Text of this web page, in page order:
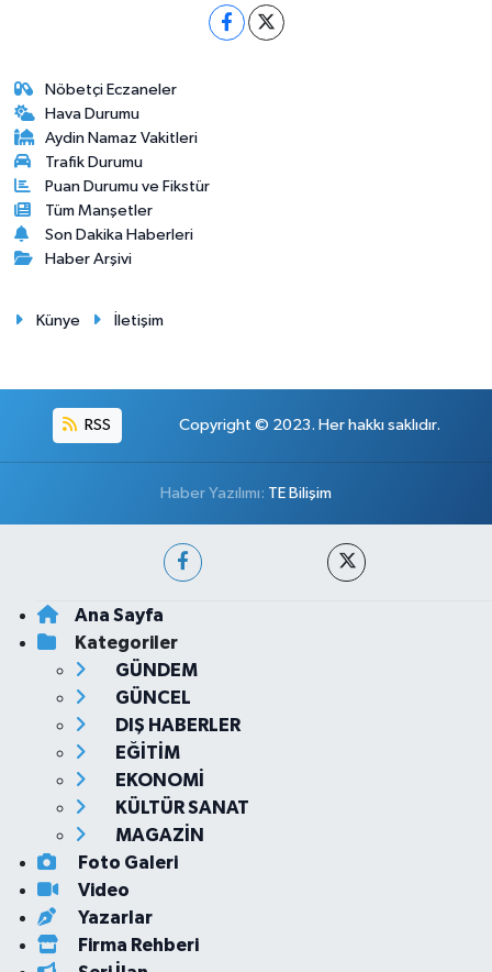
Nöbetçi Eczaneler
Hava Durumu
Aydin Namaz Vakitleri
Trafik Durumu
Puan Durumu ve Fikstür
Tüm Manşetler
Son Dakika Haberleri
Haber Arşivi
Künye İletişim
RSS Copyright © 2023. Her hakkı saklıdır.
Haber Yazılımı: TE Bilişim
Ana Sayfa
Kategoriler
GÜNDEM
GÜNCEL
DIŞ HABERLER
EĞİTİM
EKONOMİ
KÜLTÜR SANAT
MAGAZİN
Foto Galeri
Video
Yazarlar
Firma Rehberi